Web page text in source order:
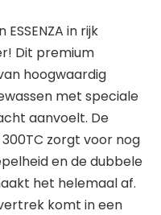
in rijk
Dit premium
hoogwaardig
met speciale
aanvoelt. De
zorgt voor nog
en de dubbele
het helemaal af.
komt in een